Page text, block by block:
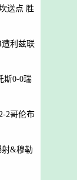
送点 胜
遭利兹联
斯0-0瑞
2哥伦布
射&穆勒